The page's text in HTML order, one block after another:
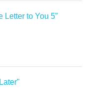
Letter to You 5"